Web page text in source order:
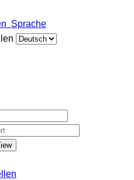
Sprache